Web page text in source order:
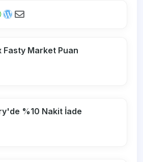
Market Puan
%10 Nakit İade